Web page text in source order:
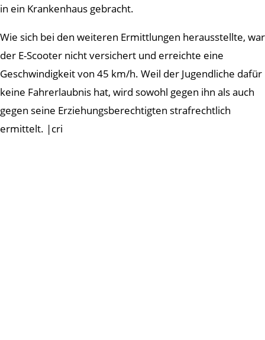
in ein Krankenhaus gebracht.
Wie sich bei den weiteren Ermittlungen herausstellte, war
der E-Scooter nicht versichert und erreichte eine
Geschwindigkeit von 45 km/h. Weil der Jugendliche dafür
keine Fahrerlaubnis hat, wird sowohl gegen ihn als auch
gegen seine Erziehungsberechtigten strafrechtlich
ermittelt. |cri